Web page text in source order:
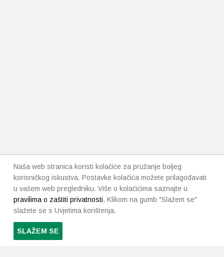
Naša web stranica koristi kolačiće za pružanje boljeg
korisničkog iskustva. Postavke kolačića možete prilagođavati
u vašem web pregledniku. Više o kolačićima saznajte u
pravilima o zaštiti privatnosti. Klikom na gumb "Slažem se"
slažete se s Uvjetima korištenja.
SLAŽEM SE